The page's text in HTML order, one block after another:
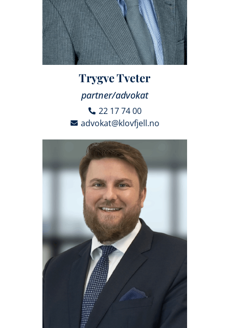
Trygve Tveter
partner/advokat
22 17 74 00
advokat@klovfjell.no